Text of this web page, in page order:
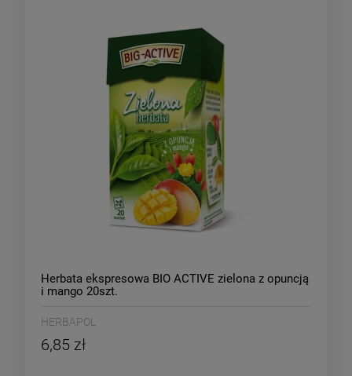
Herbata ekspresowa BIO ACTIVE zielona z opuncją
i mango 20szt.
HERBAPOL
6,85 zł